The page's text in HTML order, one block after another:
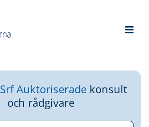
Srf Auktoriserade konsult
och rådgivare